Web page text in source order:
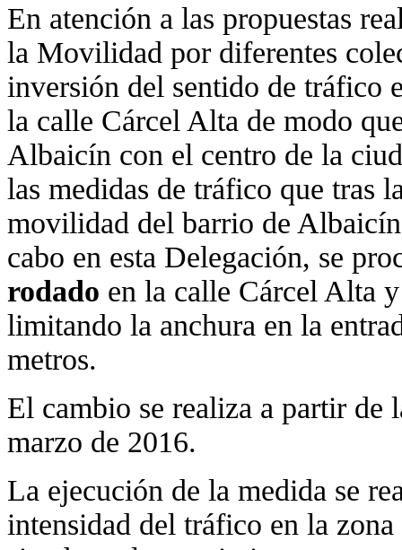
En atención a las propuestas
la Movilidad por diferentes
inversión del sentido de tráfico
la calle Cárcel Alta de modo
Albaicín con el centro de la
las medidas de tráfico que tras
movilidad del barrio de
cabo en esta Delegación, se
rodado en la calle Cárcel Alta
limitando la anchura en la
metros.
El cambio se realiza a partir de
marzo de 2016.
La ejecución de la medida se
intensidad del tráfico en la